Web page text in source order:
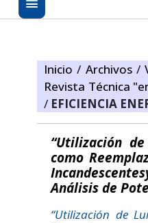
Inicio/ Archivos /
Revista Técnica
/ EFICIENCIA
“Utilización
como
Análisis de
“Utilización de